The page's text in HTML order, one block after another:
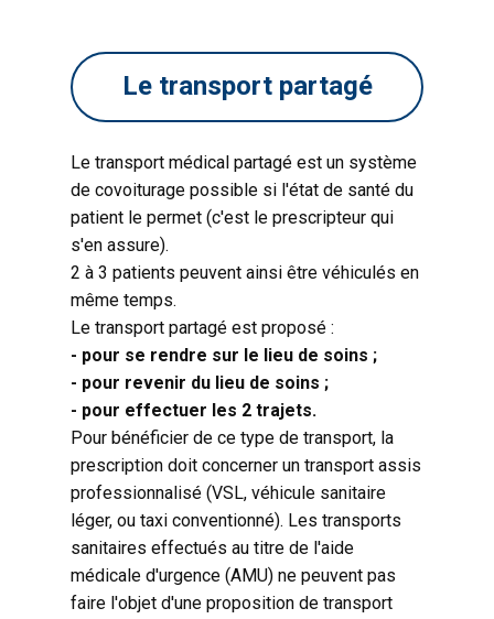
Le transport partagé
Le transport médical partagé est un système
de covoiturage possible si l'état de santé du
patient le permet (c'est le prescripteur qui
s'en assure).
2 à 3 patients peuvent ainsi être véhiculés en
même temps.
Le transport partagé est proposé :
- pour se rendre sur le lieu de soins ;
- pour revenir du lieu de soins ;
- pour effectuer les 2 trajets.
Pour bénéficier de ce type de transport, la
prescription doit concerner un transport assis
professionnalisé (VSL, véhicule sanitaire
léger, ou taxi conventionné). Les transports
sanitaires effectués au titre de l'aide
médicale d'urgence (AMU) ne peuvent pas
faire l'objet d'une proposition de transport